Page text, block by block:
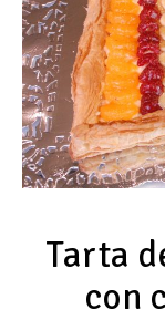
Tarta
con